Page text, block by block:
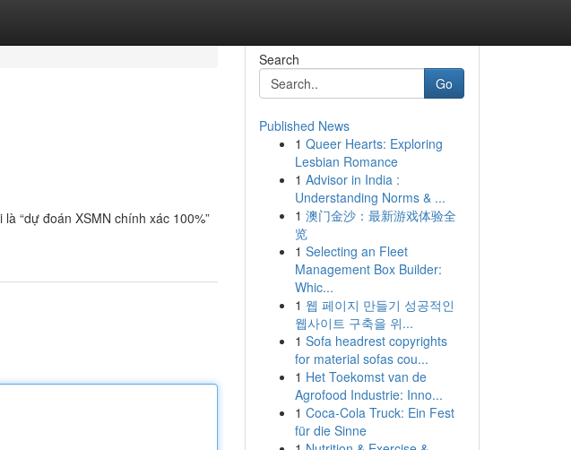
“dự đoán XSMN chính xác 100%”
Search
Go
Published News
1 Queer Hearts: Exploring
Lesbian Romance
1 Advisor in India :
Understanding Norms & ...
1 澳门金沙：最新游戏体验全
览
1 Selecting an Fleet
Management Box Builder:
Whic...
1 웹 페이지 만들기 성공적인
웹사이트 구축을 위...
1 Sofa headrest copyrights
for material sofas cou...
1 Het Toekomst van de
Agrofood Industrie: Inno...
1 Coca-Cola Truck: Ein Fest
für die Sinne